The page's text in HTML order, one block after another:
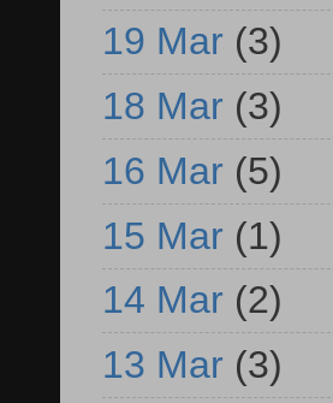
19 Mar (3)
18 Mar (3)
16 Mar (5)
15 Mar (1)
14 Mar (2)
13 Mar (3)